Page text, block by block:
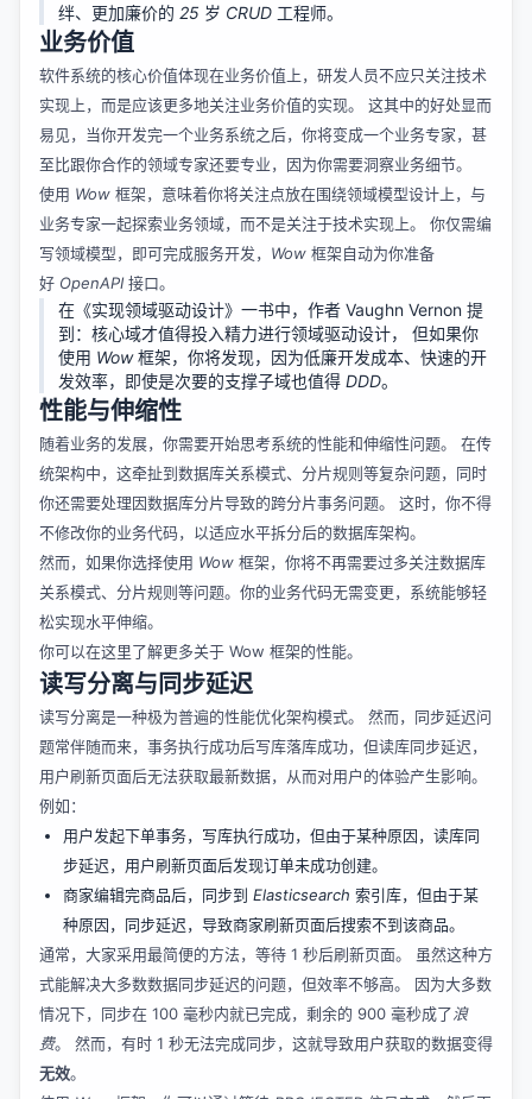
绊、更加廉价的 25 岁 CRUD 工程师。
业务价值
软件系统的核心价值体现在业务价值上，研发人员不应只关注技术
实现上，而是应该更多地关注业务价值的实现。 这其中的好处显而
易见，当你开发完一个业务系统之后，你将变成一个业务专家，甚
至比跟你合作的领域专家还要专业，因为你需要洞察业务细节。
使用 Wow 框架，意味着你将关注点放在围绕领域模型设计上，与
业务专家一起探索业务领域，而不是关注于技术实现上。 你仅需编
写领域模型，即可完成服务开发， Wow 框架自动为你准备
好 OpenAPI 接口。
在《实现领域驱动设计》一书中，作者 Vaughn Vernon 提
到：核心域才值得投入精力进行领域驱动设计， 但如果你
使用 Wow 框架，你将发现，因为低廉开发成本、快速的开
发效率，即使是次要的支撑子域也值得 DDD。
性能与伸缩性
随着业务的发展，你需要开始思考系统的性能和伸缩性问题。 在传
统架构中，这牵扯到数据库关系模式、分片规则等复杂问题，同时
你还需要处理因数据库分片导致的跨分片事务问题。 这时，你不得
不修改你的业务代码，以适应水平拆分后的数据库架构。
然而，如果你选择使用 Wow 框架，你将不再需要过多关注数据库
关系模式、分片规则等问题。你的业务代码无需变更，系统能够轻
松实现水平伸缩。
你可以在这里了解更多关于 Wow 框架的性能。
读写分离与同步延迟
读写分离是一种极为普遍的性能优化架构模式。 然而，同步延迟问
题常伴随而来，事务执行成功后写库落库成功，但读库同步延迟，
用户刷新页面后无法获取最新数据，从而对用户的体验产生影响。
例如：
用户发起下单事务，写库执行成功，但由于某种原因，读库同
步延迟，用户刷新页面后发现订单未成功创建。
商家编辑完商品后，同步到 Elasticsearch 索引库，但由于某
种原因，同步延迟，导致商家刷新页面后搜索不到该商品。
通常，大家采用最简便的方法，等待 1 秒后刷新页面。 虽然这种方
式能解决大多数数据同步延迟的问题，但效率不够高。 因为大多数
情况下，同步在 100 毫秒内就已完成，剩余的 900 毫秒成了浪
费。 然而，有时 1 秒无法完成同步，这就导致用户获取的数据变得
无效。